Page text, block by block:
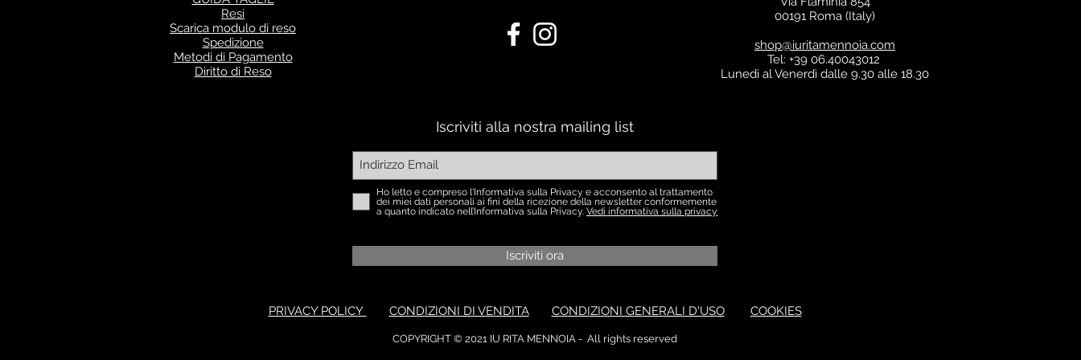
Resi
Scarica modulo di reso
Spedizione
Metodi di Pagamento
Diritto di Reso
00191 Roma (Italy)
shop@iuritamennoia.com
Tel: +39 06.40043012
Lunedì al Venerdì dalle 9.30 alle 18.30
Iscriviti alla nostra mailing list
Ho letto e compreso l'Informativa sulla Privacy e acconsento al trattamento
dei miei dati personali ai fini della ricezione della newsletter conformemente
a quanto indicato nell’Informativa sulla Privacy. Vedi informativa sulla privacy
Iscriviti ora
PRIVACY POLICY CONDIZIONI DI VENDITA CONDIZIONI GENERALI D'USO COOKIES
COPYRIGHT © 2021 IU RITA MENNOIA - All rights reserved